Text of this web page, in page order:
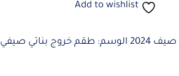
Add to wishlist
2024 الوسم: طقم خروج بناتي صيفي